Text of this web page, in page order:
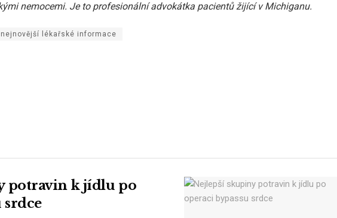
nemocemi. Je to profesionální advokátka pacientů žijící v Michiganu.
nejnovější lékařské informace
potravin k jídlu po
srdce